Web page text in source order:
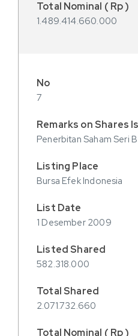
1.489.414.660.000
7
Penerbitan Saham Seri
Bursa Efek Indonesia
1 Desember 2009
582.318.000
2.071.732.660